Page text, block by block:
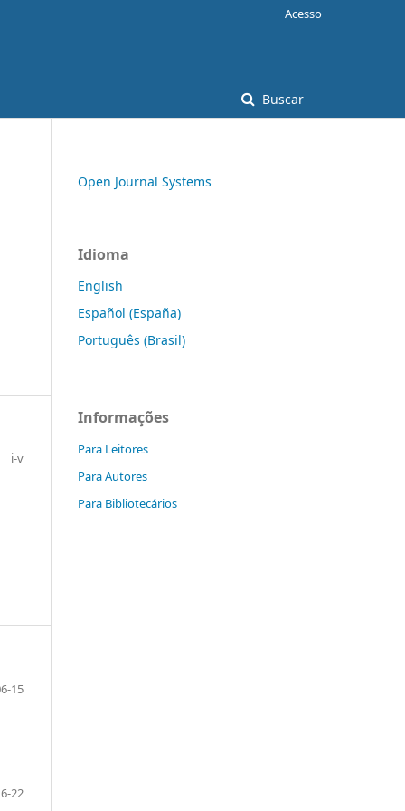
Buscar
Acesso
i-v
15
22
Open Journal Systems
Idioma
English
Español (España)
Português (Brasil)
Informações
Para Leitores
Para Autores
Para Bibliotecários